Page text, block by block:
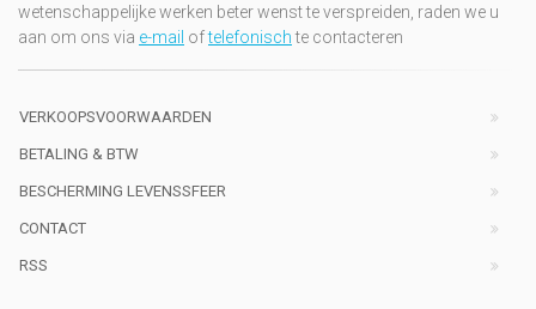
wetenschappelijke werken beter wenst te verspreiden, raden we u
aan om ons via e-mail oftelefonischte contacteren
VERKOOPSVOORWAARDEN
BETALING & BTW
BESCHERMING LEVENSSFEER
CONTACT
RSS